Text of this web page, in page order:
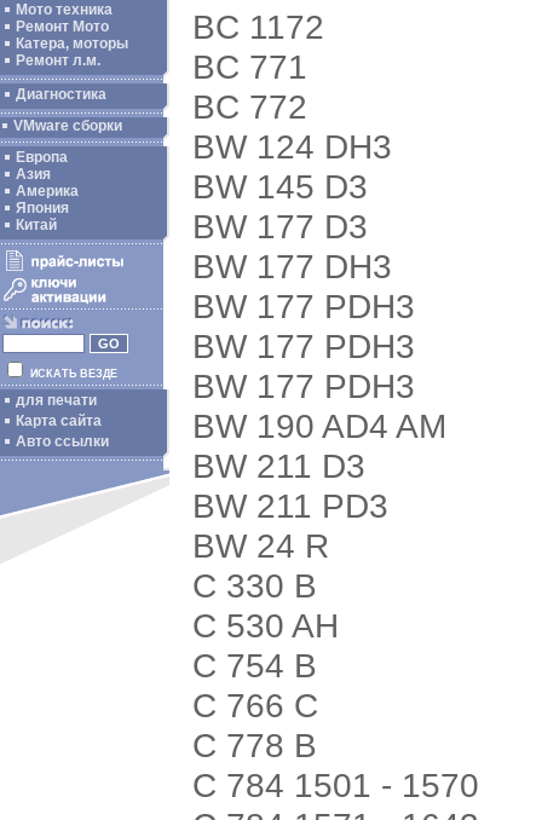
Мото техника
Ремонт Мото
Катера, моторы
Ремонт л.м.
Диагностика
VMware сборки
Европа
Азия
Америка
Япония
Китай
ИСКАТЬ ВЕЗДЕ
для печати
Карта сайта
Авто ссылки
BC 1172
BC 771
BC 772
BW 124 DH3
BW 145 D3
BW 177 D3
BW 177 DH3
BW 177 PDH3
BW 177 PDH3
BW 177 PDH3
BW 190 AD4 AM
BW 211 D3
BW 211 PD3
BW 24 R
C 330 B
C 530 AH
C 754 B
C 766 C
C 778 B
C 784 1501 - 1570